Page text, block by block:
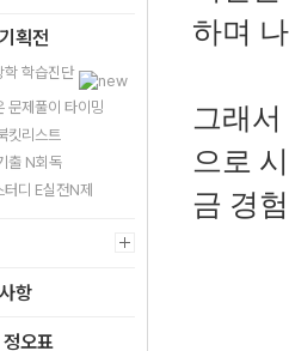
획전
학 학습진단
문제풀이 타이밍
킷리스트
출 N회독
터디 E실전N제
항
오표
하며
그래
으로
금 경